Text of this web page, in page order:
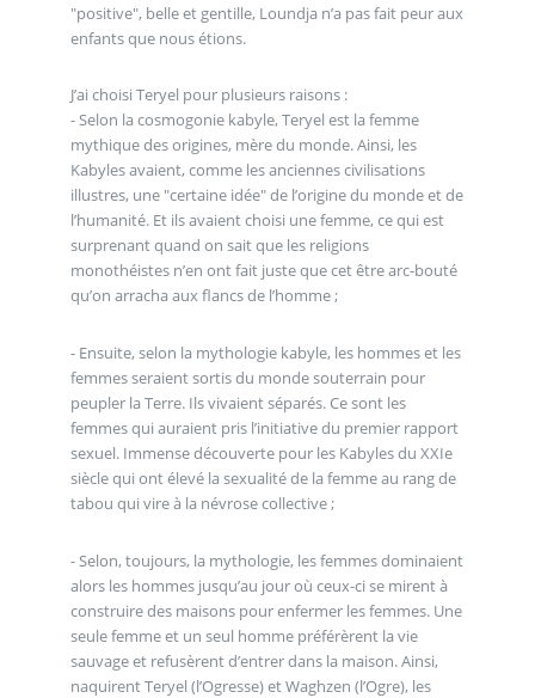
"positive", belle et gentille, Loundja n’a pas fait peur aux
enfants que nous étions.
J’ai choisi Teryel pour plusieurs raisons :
- Selon la cosmogonie kabyle, Teryel est la femme
mythique des origines, mère du monde. Ainsi, les
Kabyles avaient, comme les anciennes civilisations
illustres, une "certaine idée" de l’origine du monde et de
l’humanité. Et ils avaient choisi une femme, ce qui est
surprenant quand on sait que les religions
monothéistes n’en ont fait juste que cet être arc-bouté
qu’on arracha aux flancs de l’homme ;
- Ensuite, selon la mythologie kabyle, les hommes et les
femmes seraient sortis du monde souterrain pour
peupler la Terre. Ils vivaient séparés. Ce sont les
femmes qui auraient pris l’initiative du premier rapport
sexuel. Immense découverte pour les Kabyles du XXIe
siècle qui ont élevé la sexualité de la femme au rang de
tabou qui vire à la névrose collective ;
- Selon, toujours, la mythologie, les femmes dominaient
alors les hommes jusqu’au jour où ceux-ci se mirent à
construire des maisons pour enfermer les femmes. Une
seule femme et un seul homme préférèrent la vie
sauvage et refusèrent d’entrer dans la maison. Ainsi,
naquirent Teryel (l’Ogresse) et Waghzen (l’Ogre), les